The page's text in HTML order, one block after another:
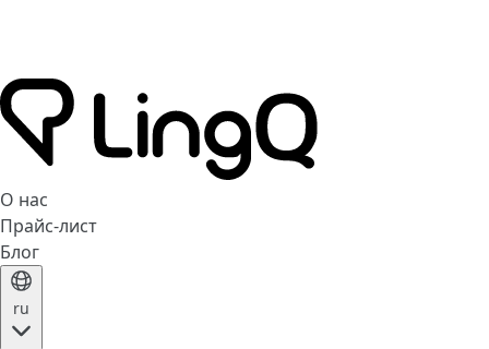
О нас
Прайс-лист
Блог
ru